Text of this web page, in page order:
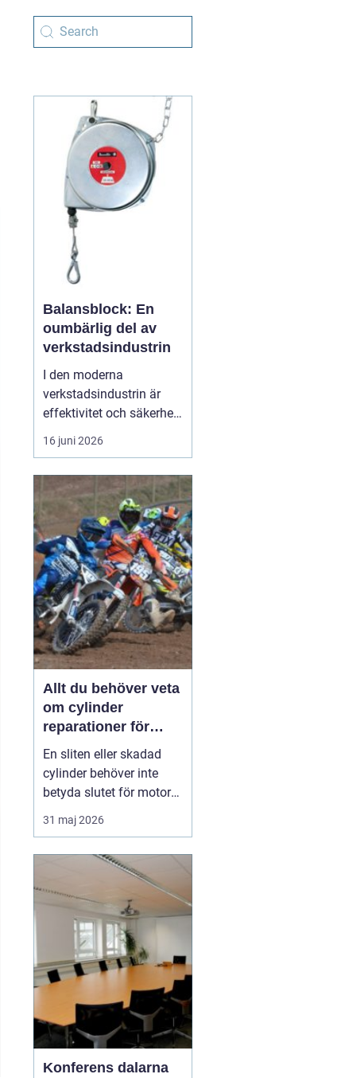
Balansblock: En
oumbärlig del av
verkstadsindustrin
I den moderna
verkstadsindustrin är
effektivitet och säkerhet
grundpelare som inte får
komprometteras. För
tunga verktyg och
maskiner är det
avgörande att ha rätt
hjälpmedel fö...
16 juni 2026
Allt du behöver veta
om cylinder
reparationer för
motorcyklar och
snöskotrar
En sliten eller skadad
cylinder behöver inte
betyda slutet för motorn.
Med rätt kunskap,
noggrann felsökning och
det ofta att rädda även
hårt drabbade motorer.
För den som kör
motocross, enduro eller
snöskoter kan en väl
utför...
31 maj 2026
Konferens dalarna